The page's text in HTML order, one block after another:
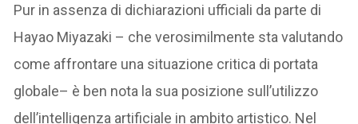
Pur in assenza di dichiarazioni ufficiali da parte di
Hayao Miyazaki – che verosimilmente sta valutando
come affrontare una situazione critica di portata
globale– è ben nota la sua posizione sull’utilizzo
dell’intelligenza artificiale in ambito artistico. Nel